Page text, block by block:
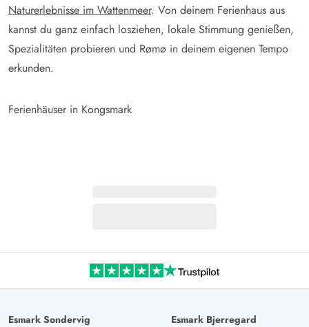
Naturerlebnisse im Wattenmeer. Von deinem Ferienhaus aus
kannst du ganz einfach losziehen, lokale Stimmung genießen,
Spezialitäten probieren und Rømø in deinem eigenen Tempo
erkunden.
Ferienhäuser in Kongsmark
Esmark Sondervig
Esmark Bjerregard